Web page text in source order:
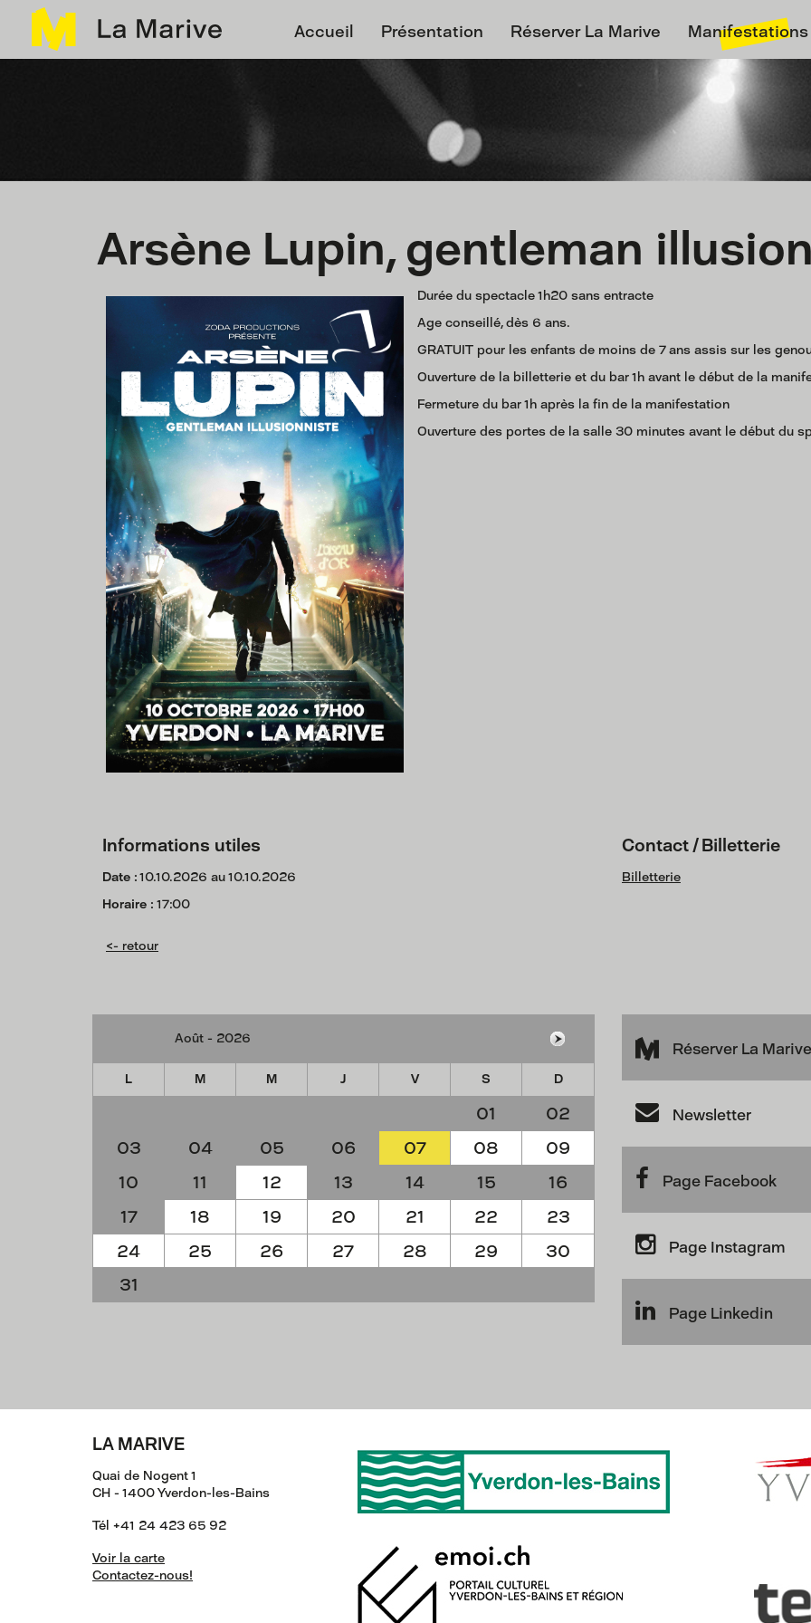
Accueil Présentation Réserver La Marive Manifestations
Arsène Lupin, gentleman
Durée du spectacle 1h20 sans entracte
Age conseillé, dès 6 ans.
GRATUIT pour les enfants de moins de 7 ans assis sur les
Ouverture de la billetterie et du bar 1h avant le début de la
Fermeture du bar 1h après la fin de la manifestation
Ouverture des portes de la salle 30 minutes avant le début du
Informations utiles
Date :10.10.2026 au 10.10.2026
Horaire : 17:00
Contact / Billetterie
Billetterie
<- retour
L M M J V S D
01
02
03
04 05 06 07 08
09
10
11 12 13 14 15
16
17
18 19 20 21 22
23
24
25 26 27 28 29
30
31
Réserver La Marive
Newsletter
Page Facebook
Page Instagram
Page Linkedin
LA MARIVE
Quai de Nogent 1
CH - 1400 Yverdon-les-Bains
Tél +41 24 423 65 92
Voir la carte
Contactez-nous!
Panneau de gestion des cookies